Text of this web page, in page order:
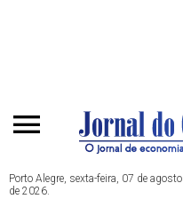
Porto Alegre, sexta-feira, 07 de agosto
de 2026.